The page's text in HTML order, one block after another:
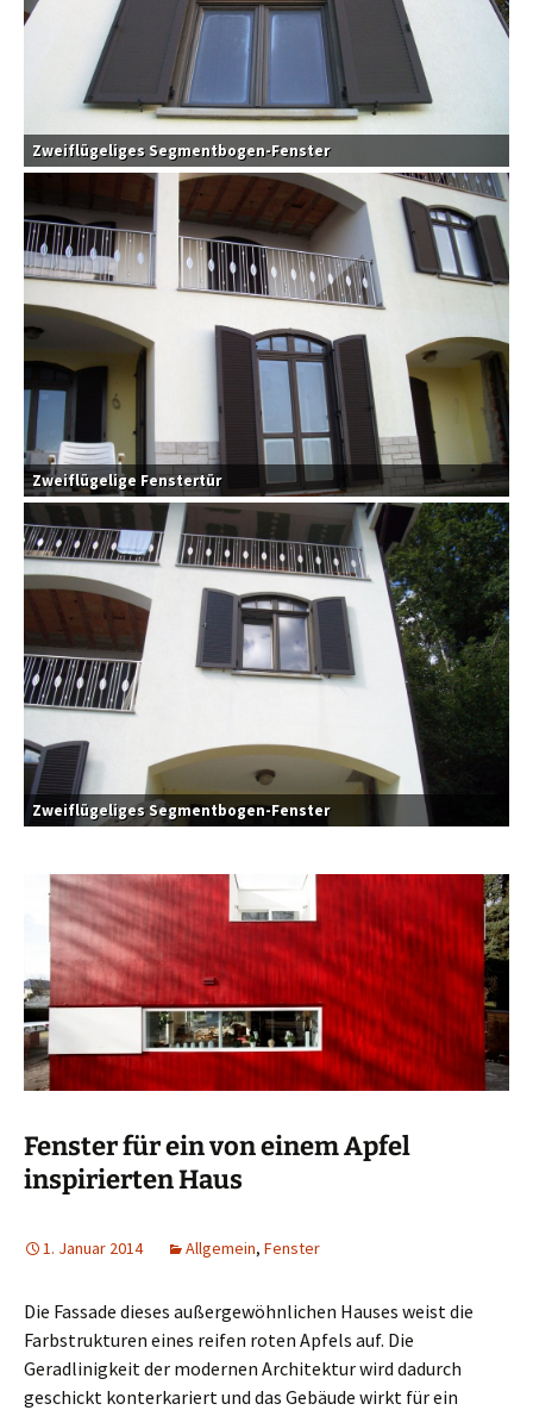
Zweiflügeliges Segmentbogen-Fenster
Zweiflügelige Fenstertür
Zweiflügeliges Segmentbogen-Fenster
Fenster für ein von einem Apfel
inspirierten Haus
1. Januar 2014 Allgemein, Fenster
Die Fassade dieses außergewöhnlichen Hauses weist die
Farbstrukturen eines reifen roten Apfels auf. Die
Geradlinigkeit der modernen Architektur wird dadurch
geschickt konterkariert und das Gebäude wirkt für ein